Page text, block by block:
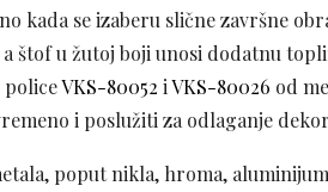
kada se izaberu slične završne
štof u žutoj boji unosi dodatnu
policeVKS-80052 iVKS-80026 od
i poslužiti za odlaganje
poput nikla, hroma,